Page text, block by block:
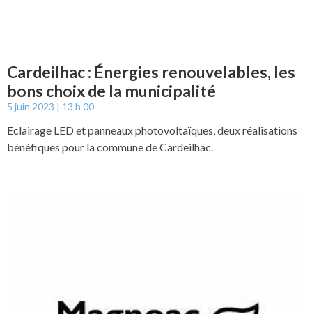
Cardeilhac : Énergies renouvelables, les
bons choix de la municipalité
5 juin 2023 13 h 00
Eclairage LED et panneaux photovoltaïques, deux réalisations
bénéfiques pour la commune de Cardeilhac.